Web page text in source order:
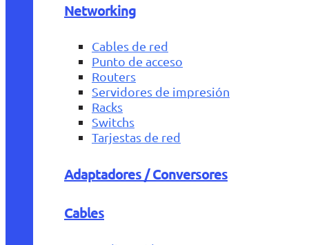
Networking
Cables de red
Punto de acceso
Routers
Servidores de impresión
Racks
Switchs
Tarjestas de red
Adaptadores / Conversores
Cables